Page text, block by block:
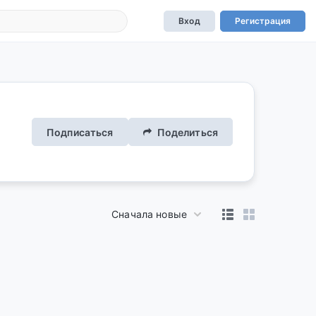
Вход Регистрация
Подписаться Поделиться
Сначала новые